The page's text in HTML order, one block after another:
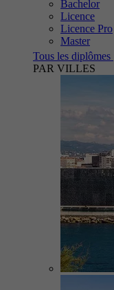
Bachelor
Licence
Licence Pro
Master
Tous les diplômes
PAR VILLES